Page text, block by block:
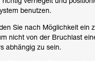
richtig verriegelt und
benutzen.
Sie nach Möglichkeit ein
nicht von der Bruchlast
abhängig zu sein.